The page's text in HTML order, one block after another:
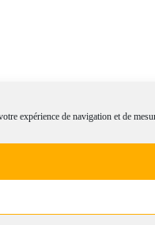
expérience de navigation et de